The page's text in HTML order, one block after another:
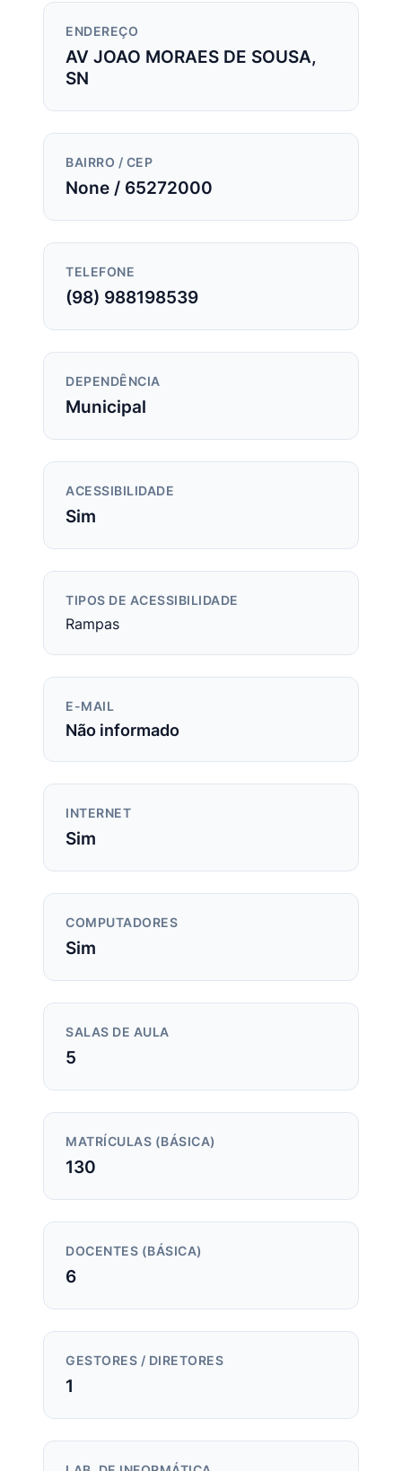
ENDEREÇO
AV JOAO MORAES DE SOUSA,
SN
BAIRRO / CEP
None / 65272000
TELEFONE
(98) 988198539
DEPENDÊNCIA
Municipal
ACESSIBILIDADE
Sim
TIPOS DE ACESSIBILIDADE
Rampas
E-MAIL
Não informado
INTERNET
Sim
COMPUTADORES
Sim
SALAS DE AULA
5
MATRÍCULAS (BÁSICA)
130
DOCENTES (BÁSICA)
6
GESTORES / DIRETORES
1